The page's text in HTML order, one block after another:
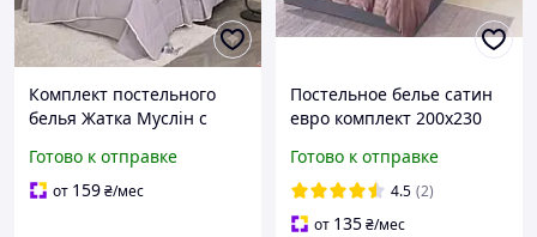
Комплект постельного
белья Жатка Муслін с
наволочками 50x70 см
евро размер 200x230 см
Готово к отправке
от 159₴/мес
Постельное белье сатин
евро комплект 200х230
простынь на резинке
наволочки 50х70 пудра
Готово к отправке
4.5 (2)
от 135₴/мес